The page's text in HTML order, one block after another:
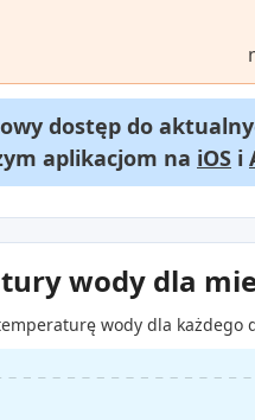
dostęp do
aplikacjom na iOS i
wody dla
wody dla